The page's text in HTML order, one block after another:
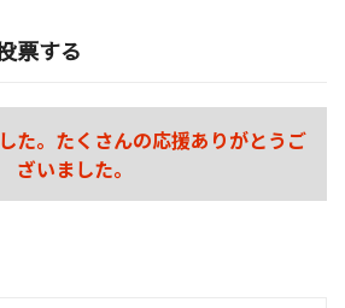
票する
た。たくさんの応援ありがとうご
ざいました。